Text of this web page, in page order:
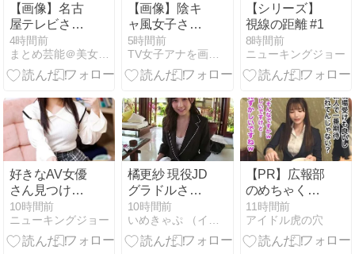
【画像】名古
屋テレビさ
ん、生放送で
リポーターの
胸チラをモロ
4時間前
まとめ芸能＠美女画像まとめブログ
【画像】陰キ
ャ風女子さ
ん、美容院で
イメチェンし
た結果ｗｗｗ
5時間前
TV女子アナを画像で紹介
【シリーズ】
視線の距離 #1
8時間前
ニューキングジョー
好きなAV女優
さん見つけ
た！
10時間前
ニューキングジョー
橘更紗 現役JD
グラドルさん
の美しいさら
さら鼠径部
10時間前
いめきゃぷ （イメージビデオキャプチャー画像）
【PR】広報部
のめちゃくち
ゃ可愛い新卒
OLちゃん
11時間前
アイドル虎の穴